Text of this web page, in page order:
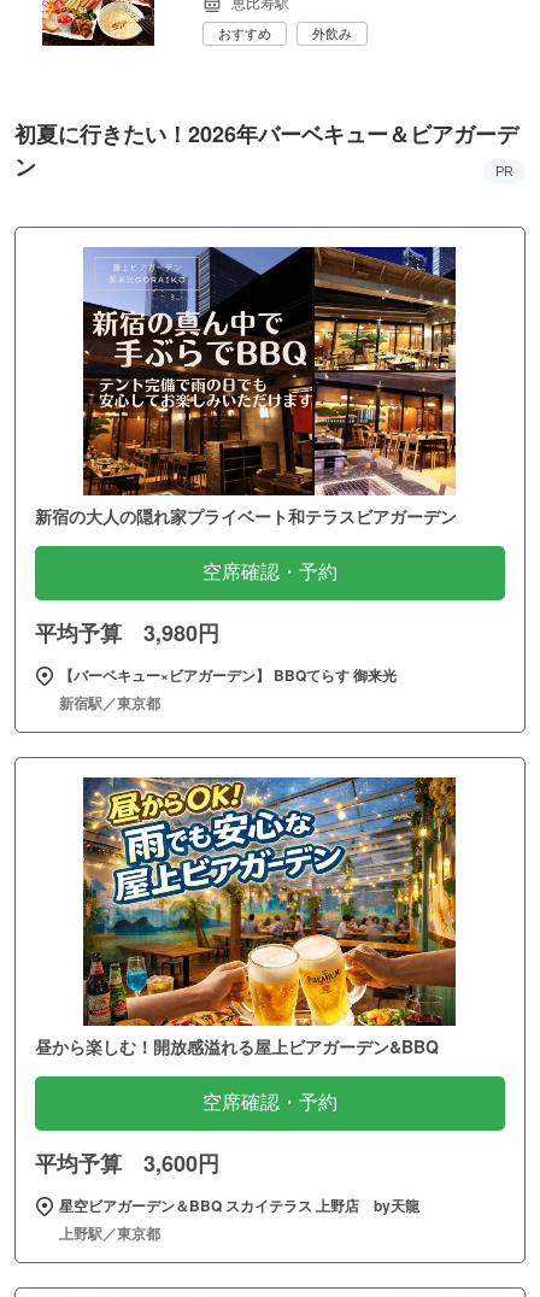
おすすめ 外飲み
初夏に行きたい！2026年バーベキュー＆ビアガーデ
ン
PR
新宿の大人の隠れ家プライベート和テラスビアガーデン
空席確認・予約
平均予算 3,980円
【バーベキュー×ビアガーデン】 BBQてらす 御来光
新宿駅／東京都
昼から楽しむ！開放感溢れる屋上ビアガーデン&BBQ
空席確認・予約
平均予算 3,600円
星空ビアガーデン＆BBQ スカイテラス 上野店 by天龍
上野駅／東京都